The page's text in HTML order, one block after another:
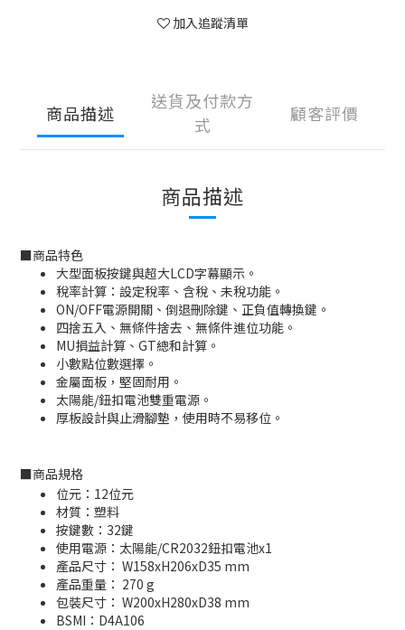
加入追蹤清單
商品描述
送貨及付款方
式
顧客評價
商品描述
■商品特色
大型面板按鍵與超大LCD字幕顯示。
稅率計算：設定稅率、含稅、未稅功能。
ON/OFF電源開關、倒退刪除鍵、正負值轉換鍵。
四捨五入、無條件捨去、無條件進位功能。
MU損益計算、GT總和計算。
小數點位數選擇。
金屬面板，堅固耐用。
太陽能/鈕扣電池雙重電源。
厚板設計與止滑腳墊，使用時不易移位。
■商品規格
位元：12位元
材質：塑料
按鍵數：32鍵
使用電源：太陽能/CR2032鈕扣電池x1
產品尺寸： W158xH206xD35 mm
產品重量： 270 g
包裝尺寸： W200xH280xD38 mm
BSMI：D4A106